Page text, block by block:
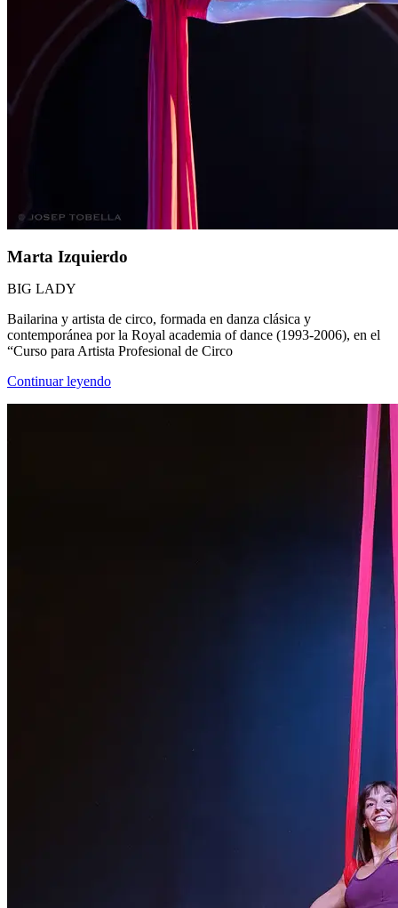
Marta Izquierdo
BIG LADY
Bailarina y artista de circo, formada en danza clásica y
contemporánea por la Royal academia of dance (1993-2006), en el
“Curso para Artista Profesional de Circo
Continuar leyendo